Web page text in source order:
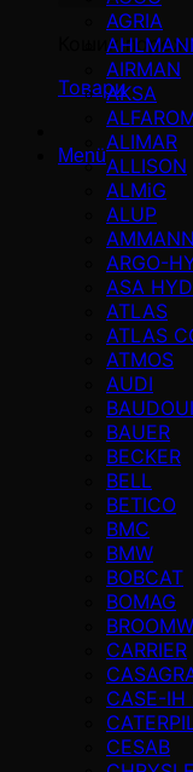
Кошик
Товари
Menü
AGRIA
AIRMAN
AKSA
ALIMAR
ALLISON
ALMiG
ALUP
AMMANN
ARGO-
ASA
ATLAS
ATLAS
ATMOS
AUDI
BAUER
BECKER
BELL
BETICO
BMC
BMW
BOBCAT
BOMAG
CARRIER
CASE-IH
CESAB